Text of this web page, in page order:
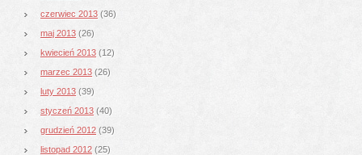
czerwiec 2013 (36)
maj 2013 (26)
kwiecień 2013 (12)
marzec 2013 (26)
luty 2013 (39)
styczeń 2013 (40)
grudzień 2012 (39)
listopad 2012 (25)